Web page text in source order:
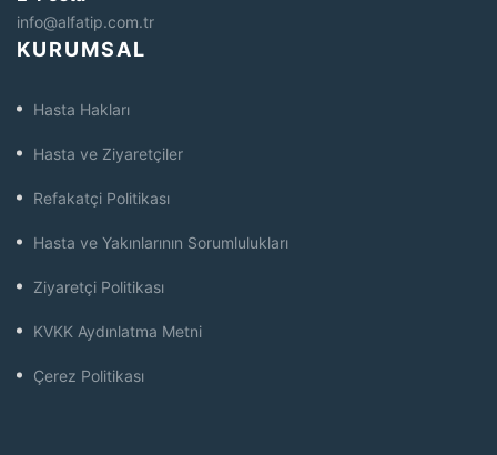
info@alfatip.com.tr
KURUMSAL
Hasta Hakları
Hasta ve Ziyaretçiler
Refakatçi Politikası
Hasta ve Yakınlarının Sorumlulukları
Ziyaretçi Politikası
KVKK Aydınlatma Metni
Çerez Politikası